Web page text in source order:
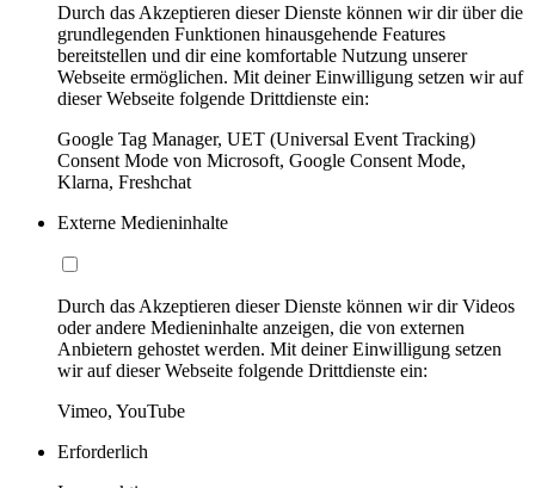
Durch das Akzeptieren dieser Dienste können wir dir über die
grundlegenden Funktionen hinausgehende Features
bereitstellen und dir eine komfortable Nutzung unserer
Webseite ermöglichen. Mit deiner Einwilligung setzen wir auf
dieser Webseite folgende Drittdienste ein:
Google Tag Manager, UET (Universal Event Tracking)
Consent Mode von Microsoft, Google Consent Mode,
Klarna, Freshchat
Externe Medieninhalte
Durch das Akzeptieren dieser Dienste können wir dir Videos
oder andere Medieninhalte anzeigen, die von externen
Anbietern gehostet werden. Mit deiner Einwilligung setzen
wir auf dieser Webseite folgende Drittdienste ein:
Vimeo, YouTube
Erforderlich